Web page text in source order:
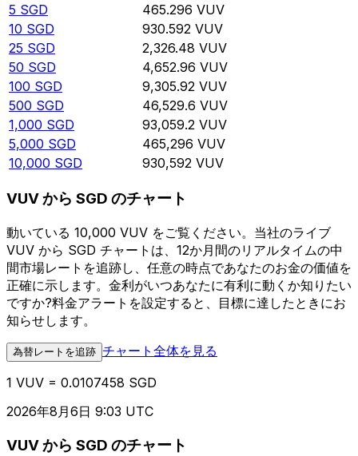
5 SGD 465.296 VUV
10 SGD 930.592 VUV
25 SGD 2,326.48 VUV
50 SGD 4,652.96 VUV
100 SGD 9,305.92 VUV
500 SGD 46,529.6 VUV
1,000 SGD 93,059.2 VUV
5,000 SGD 465,296 VUV
10,000 SGD 930,592 VUV
VUV から SGD のチャート
動いている 10,000 VUV をご覧ください。当社のライブ
VUV から SGD チャートは、12か月間のリアルタイムの中
間市場レートを追跡し、任意の時点であなたのお金の価値を
正確に示します。金利がいつあなたに有利に動くか知りたい
ですか?料金アラートを設定すると、目標に達したときにお
知らせします。
為替レートを追跡 チャート全体を見る
1 VUV = 0.0107458 SGD
2026年8月6日 9:03 UTC
VUV から SGD のチャート